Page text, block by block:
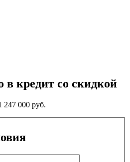
в кредит со скидкой
247 000 руб.